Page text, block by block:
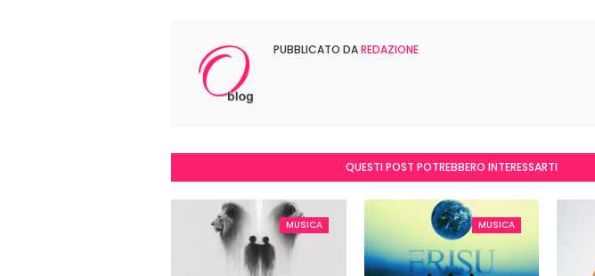
PUBBLICATO DAREDAZIONE
QUESTI POST POTREBBERO INTERESSARTI
MUSICA MUSICA